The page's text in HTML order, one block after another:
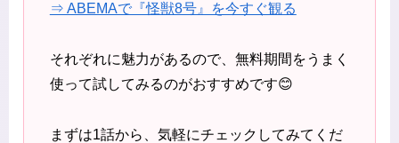
⇒ ABEMAで『怪獣8号』を今すぐ観る
それぞれに魅力があるので、無料期間をうまく
使って試してみるのがおすすめです😊
まずは1話から、気軽にチェックしてみてくだ